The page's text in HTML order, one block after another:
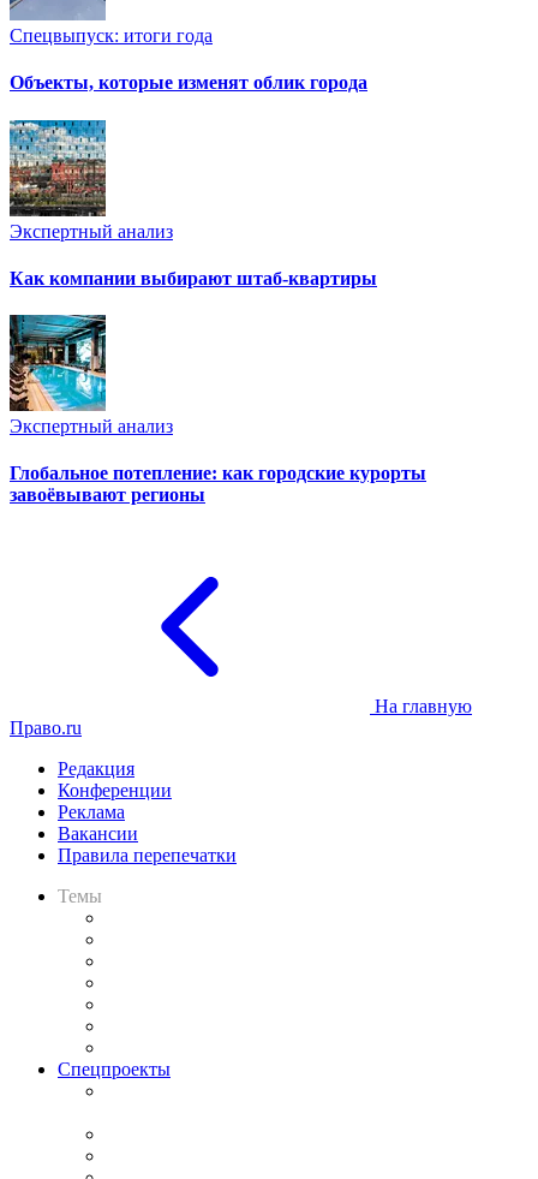
Спецвыпуск: итоги года
Объекты, которые изменят облик города
Экспертный анализ
Как компании выбирают штаб-квартиры
Экспертный анализ
Глобальное потепление: как городские курорты
завоёвывают регионы
На главную
Право.ru
Редакция
Конференции
Реклама
Вакансии
Правила перепечатки
Темы
Спецпроекты